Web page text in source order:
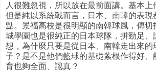
人很難忽視，所以放在最前面講。基本上
但是純以系統戰而言，日本、南韓的表現
點。景福高校是很明顯的南韓球風，傳切
城學園也是很純正的日本球隊，拼勁足、
想，為什麼只要是從日本、南韓走出來的
子？是不是他們籃球的基礎紮根作得好、
育也夠全面、認真？